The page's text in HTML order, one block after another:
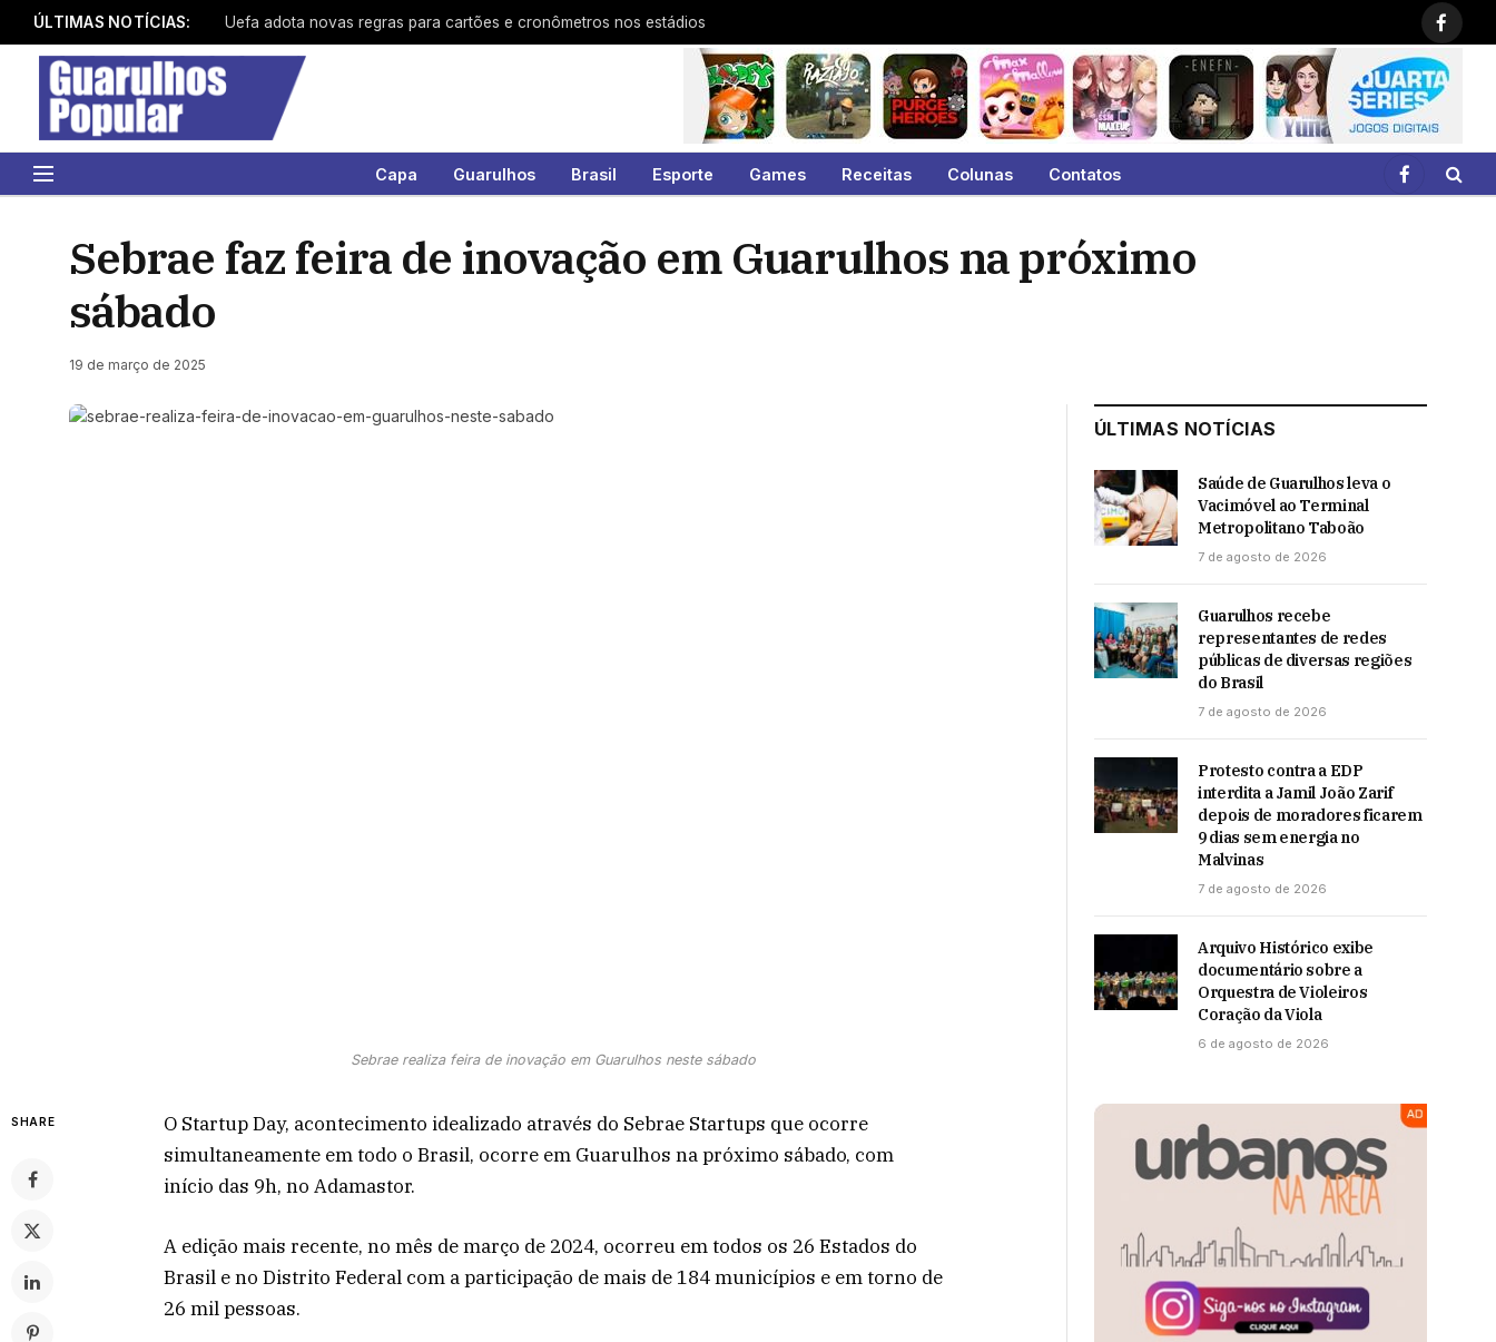
ÚLTIMAS NOTÍCIAS: Uefa adota novas regras para cartões e cronômetros nos estádios
Capa Guarulhos Brasil Esporte Games Receitas Colunas Contatos
Facebook
Sebrae faz feira de inovação em Guarulhos na próximo
sábado
19 de março de 2025
Sebrae realiza feira de inovação em Guarulhos neste sábado
SHARE
O Startup Day, acontecimento idealizado através do Sebrae Startups que ocorre
simultaneamente em todo o Brasil, ocorre em Guarulhos na próximo sábado, com
início das 9h, no Adamastor.
A edição mais recente, no mês de março de 2024, ocorreu em todos os 26 Estados do
Brasil e no Distrito Federal com a participação de mais de 184 municípios e em torno de
26 mil pessoas.
ÚLTIMAS NOTÍCIAS
Saúde de Guarulhos leva o
Vacimóvel ao Terminal
Metropolitano Taboão
7 de agosto de 2026
Guarulhos recebe
representantes de redes
públicas de diversas regiões
do Brasil
7 de agosto de 2026
Protesto contra a EDP
interdita a Jamil João Zarif
depois de moradores ficarem
9 dias sem energia no
Malvinas
7 de agosto de 2026
Arquivo Histórico exibe
documentário sobre a
Orquestra de Violeiros
Coração da Viola
6 de agosto de 2026